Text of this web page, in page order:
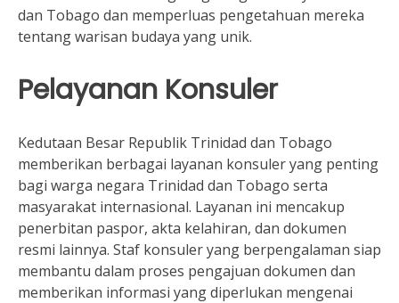
dan Tobago dan memperluas pengetahuan mereka
tentang warisan budaya yang unik.
Pelayanan Konsuler
Kedutaan Besar Republik Trinidad dan Tobago
memberikan berbagai layanan konsuler yang penting
bagi warga negara Trinidad dan Tobago serta
masyarakat internasional. Layanan ini mencakup
penerbitan paspor, akta kelahiran, dan dokumen
resmi lainnya. Staf konsuler yang berpengalaman siap
membantu dalam proses pengajuan dokumen dan
memberikan informasi yang diperlukan mengenai